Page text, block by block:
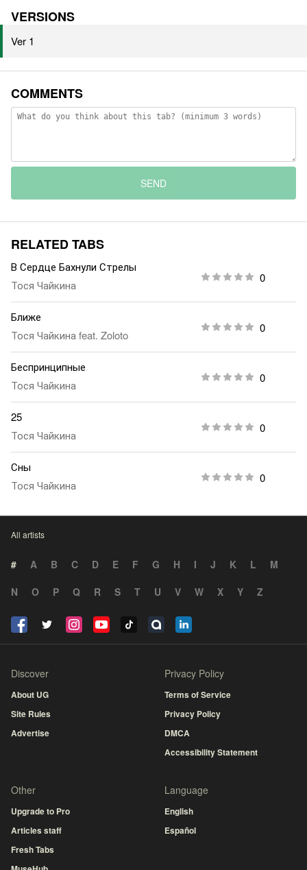
VERSIONS
Ver 1
COMMENTS
SEND
RELATED TABS
В Сердце Бахнули Стрелы
Тося Чайкина
0
Ближе
Тося Чайкинаfeat. Zoloto
0
Беспринципные
Тося Чайкина
0
25
Тося Чайкина
0
Сны
Тося Чайкина
0
All artists
# A B C D E F G H I J K L
M
N
O P Q R S T U V W X Y Z
Discover
About UG
Site Rules
Advertise
Privacy Policy
Terms of Service
Privacy Policy
DMCA
Accessibility Statement
Other
Upgrade to Pro
Articles staff
Fresh Tabs
Language
English
Español